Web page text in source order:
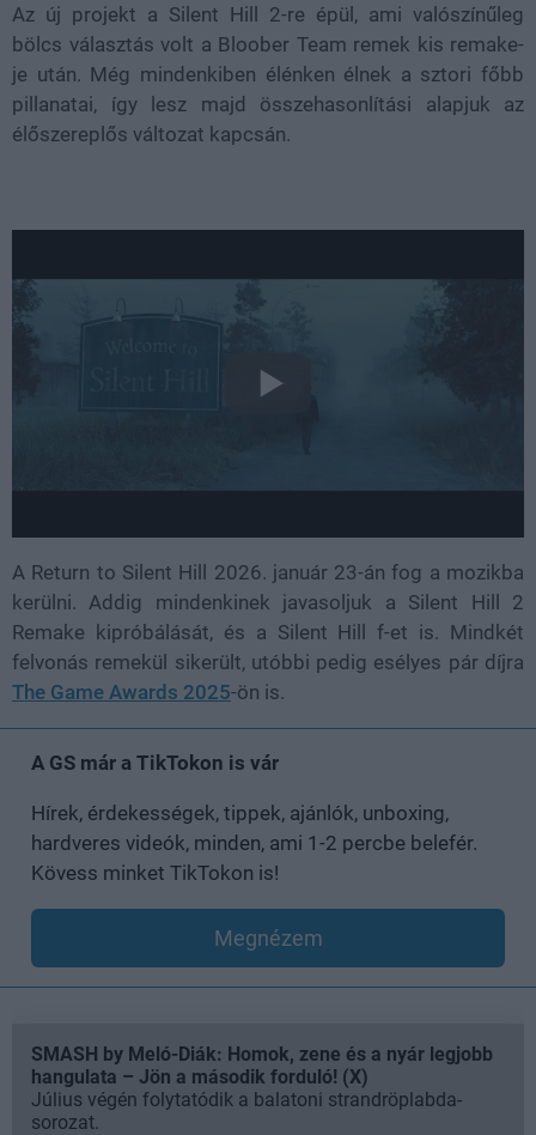
Az új projekt a Silent Hill 2-re épül, ami valószínűleg
bölcs választás volt a Bloober Team remek kis remake-
je után. Még mindenkiben élénken élnek a sztori főbb
pillanatai, így lesz majd összehasonlítási alapjuk az
élőszereplős változat kapcsán.
A Return to Silent Hill 2026. január 23-án fog a mozikba
kerülni. Addig mindenkinek javasoljuk a Silent Hill 2
Remake kipróbálását, és a Silent Hill f-et is. Mindkét
felvonás remekül sikerült, utóbbi pedig esélyes pár díjra
The Game Awards 2025-ön is.
A GS már a TikTokon is vár
Hírek, érdekességek, tippek, ajánlók, unboxing,
hardveres videók, minden, ami 1-2 percbe belefér.
Kövess minket TikTokon is!
Megnézem
SMASH by Meló-Diák: Homok, zene és a nyár legjobb
hangulata – Jön a második forduló! (X)
Július végén folytatódik a balatoni strandröplabda-
sorozat.